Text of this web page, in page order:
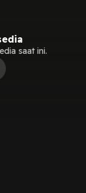
saat ini.